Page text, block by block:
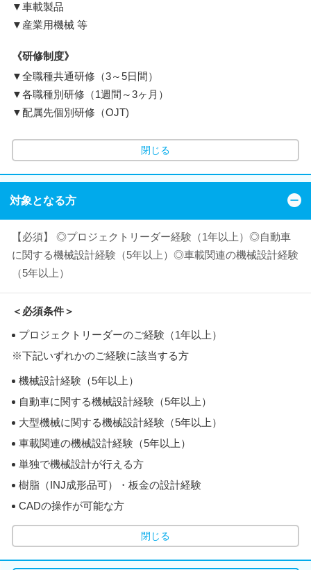
▼車載製品
▼産業用機械 等
《研修制度》
▼全職種共通研修（3～5日間）
▼各職種別研修（1週間～3ヶ月）
▼配属先個別研修（OJT)
閉じる
対象となる方
【必須】 ◎プロジェクトリーダー経験（1年以上）◎自動車
に関する機械設計経験（5年以上）◎車載関連の機械設計経験
（5年以上）
＜必須条件＞
プロジェクトリーダーのご経験（1年以上）
※下記いずれかのご経験に該当する方
機械設計経験（5年以上）
自動車に関する機械設計経験（5年以上）
大型機械に関する機械設計経験（5年以上）
車載関連の機械設計経験（5年以上）
単独で機械設計が行える方
樹脂（INJ成形品可）・板金の設計経験
CADの操作が可能な方
閉じる